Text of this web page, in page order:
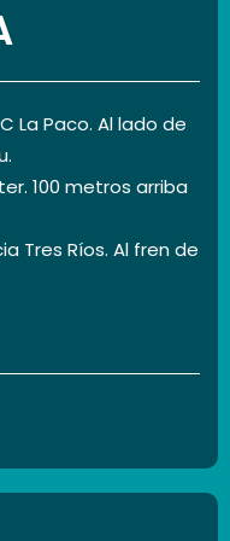
La Paco. Al lado de
100 metros arriba
Tres Ríos. Al fren de